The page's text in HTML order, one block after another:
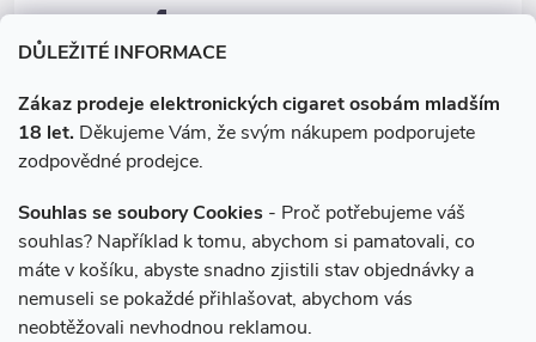
DŮLEŽITÉ INFORMACE
Zákaz prodeje elektronických cigaret osobám mladším
18 let. Děkujeme Vám, že svým nákupem podporujete
zodpovědné prodejce.
Souhlas se soubory Cookies - Proč potřebujeme váš
souhlas? Například k tomu, abychom si pamatovali, co
máte v košíku, abyste snadno zjistili stav objednávky a
nemuseli se pokaždé přihlašovat, abychom vás
neobtěžovali nevhodnou reklamou.
facebook.com/e-cigarety.cz
Instagram